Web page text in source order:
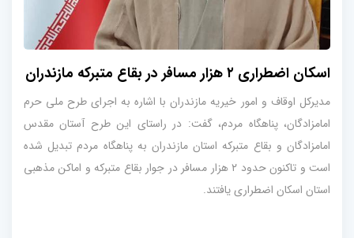
اسکان اضطراری ۲ هزار مسافر در بقاع متبرکه مازندران
مدیرکل اوقاف و امور خیریه مازندران با اشاره به اجرای طرح ملی حرم
امامزادگان، پناهگاه مردم، گفت: در راستای این طرح آستان مقدس
امامزادگان و بقاع متبرکه استان مازندران به پناهگاه مردم تبدیل شده
است و تاکنون حدود ۲ هزار مسافر در جوار بقاع متبرکه و اماکن مذهبی
استان اسکان اضطراری یافتند.